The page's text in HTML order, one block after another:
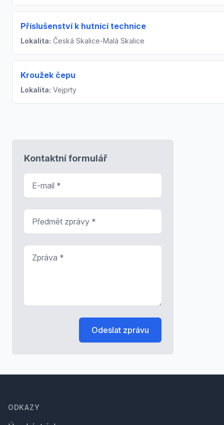
Příslušenství k hutnící technice
Lokalita: Česká Skalice-Malá Skalice
Kroužek čepu
Lokalita: Vejprty
Kontaktní formulář
Odeslat zprávu
ODKAZY